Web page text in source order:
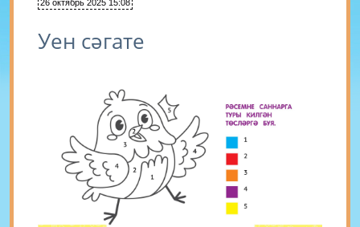
26 октябрь 2025 15:08
Уен сәгате